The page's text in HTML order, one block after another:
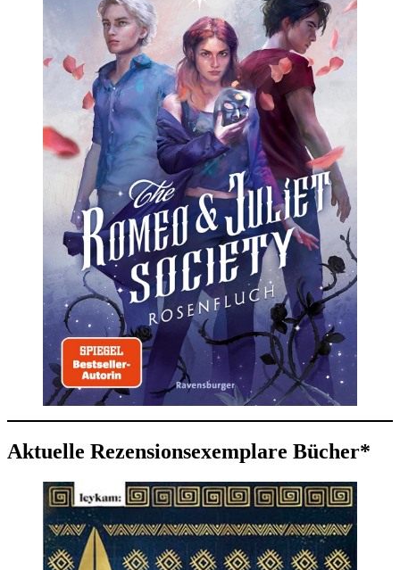
Aktuelle Rezensionsexemplare Bücher*